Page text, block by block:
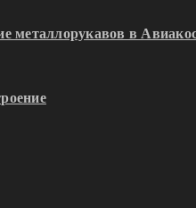
металлорукавов в